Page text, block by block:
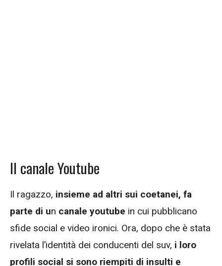
Il canale Youtube
Il ragazzo, insieme ad altri sui coetanei, fa
parte di un canale youtube in cui pubblicano
sfide social e video ironici. Ora, dopo che è stata
rivelata l’identità dei conducenti del suv, i loro
profili social si sono riempiti di insulti e